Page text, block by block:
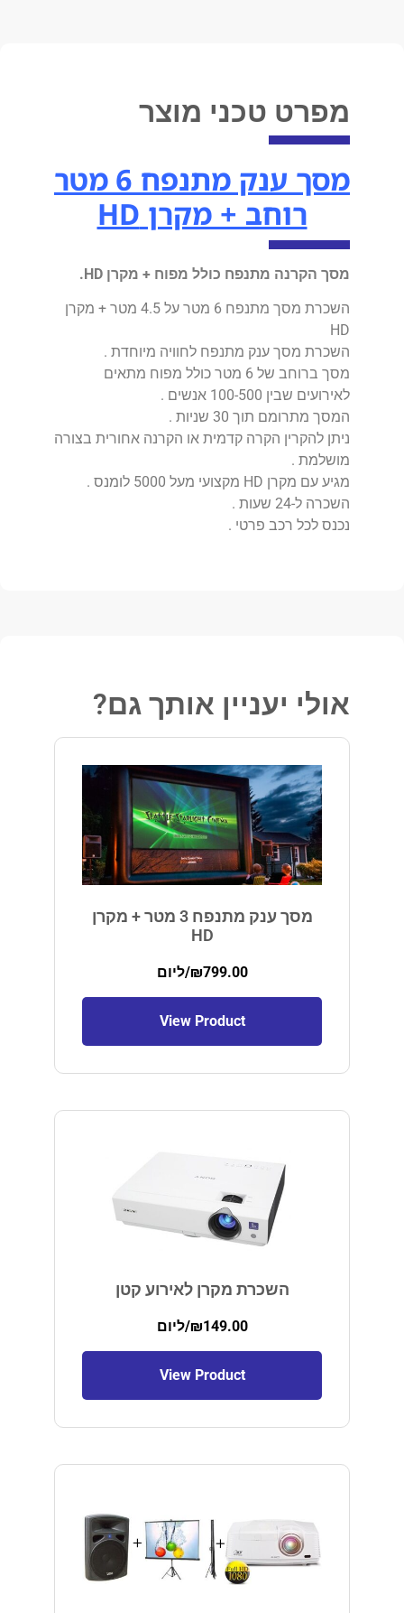
מפרט טכני מוצר
מסך ענק מתנפח 6 מטר
רוחב + מקרן HD
מסך הקרנה מתנפח כולל מפוח + מקרן HD.
השכרת מסך מתנפח 6 מטר על 4.5 מטר + מקרן
HD
השכרת מסך ענק מתנפח לחוויה מיוחדת .
מסך ברוחב של 6 מטר כולל מפוח מתאים
לאירועים שבין 100-500 אנשים .
המסך מתרומם תוך 30 שניות .
ניתן להקרין הקרה קדמית או הקרנה אחורית בצורה
מושלמת .
מגיע עם מקרן HD מקצועי מעל 5000 לומנס .
השכרה ל-24 שעות .
נכנס לכל רכב פרטי .
אולי יעניין אותך גם?
מסך ענק מתנפח 3 מטר + מקרן
HD
₪799.00 /ליום
View Product
השכרת מקרן לאירוע קטן
₪149.00 /ליום
View Product